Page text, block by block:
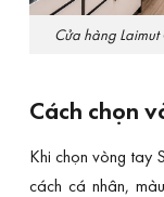
Cửa hàng
Cách chọn
Khi chọn vòng tay
cách cá nhân,